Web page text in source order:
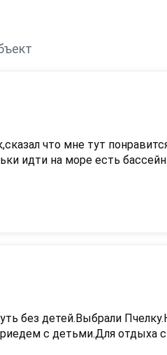
что мне тут
идти на море есть
без детей.Выбрали
с детьми.Для отдыха